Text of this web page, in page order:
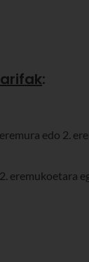
:
edo 2.
eremukoetara